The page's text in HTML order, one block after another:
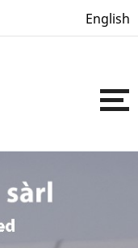
English